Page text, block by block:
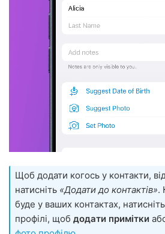
Щоб додати когось у контакти,
натисніть «Додати до контактів».
буде у ваших контактах, натисніть
профілі, щоб додати примітки